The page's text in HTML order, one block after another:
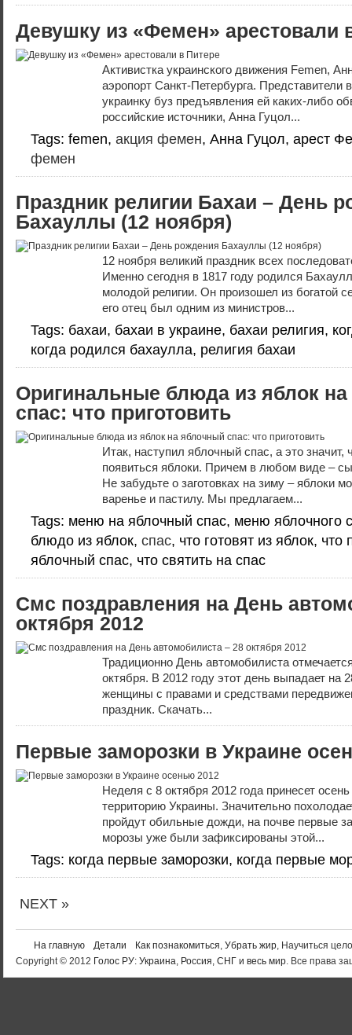
Девушку из «Фемен» арестовали
Активистка украинского движения Femen,
аэропорт Санкт-Петербурга. Представители
украинку буз предъявления ей каких-либо
российские источники, Анна Гуцол...
Tags: femen, акция фемен, Анна Гуцол, арест
фемен
Праздник религии Бахаи – День
Бахауллы (12 ноября)
12 ноября великий праздник всех
Именно сегодня в 1817 году родился
молодой религии. Он произошел из богатой
его отец был одним из министров...
Tags: бахаи, бахаи в украине, бахаи религия,
когда родился бахаулла, религия бахаи
Оригинальные блюда из яблок
спас: что приготовить
Итак, наступил яблочный спас, а это значит,
появиться яблоки. Причем в любом виде –
Не забудьте о заготовках на зиму – яблоки
варенье и пастилу. Мы предлагаем...
Tags: меню на яблочный спас, меню яблочного
блюдо из яблок, спас, что готовят из яблок, что
яблочный спас, что святить на спас
Смс поздравления на День
октября 2012
Традиционно День автомобилиста
октября. В 2012 году этот день выпадает на
женщины с правами и средствами
праздник. Скачать...
Первые заморозки в Украине
Неделя с 8 октября 2012 года принесет
территорию Украины. Значительно
пройдут обильные дожди, на почве первые
морозы уже были зафиксированы этой...
Tags: когда первые заморозки, когда первые
NEXT »
На главную Детали Как познакомиться, Убрать жир, Научиться
Copyright © 2012 Голос РУ: Украина, Россия, СНГ и весь мир. Все права